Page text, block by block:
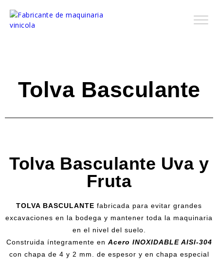
Tolva Basculante
Tolva Basculante Uva y
Fruta
TOLVA BASCULANTE fabricada para evitar grandes
excavaciones en la bodega y mantener toda la maquinaria
en el nivel del suelo.
Construida íntegramente en Acero INOXIDABLE AISI-304
con chapa de 4 y 2 mm. de espesor y en chapa especial